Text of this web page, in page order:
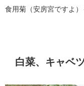
食用菊（安房宮ですよ）
白菜、キャベ